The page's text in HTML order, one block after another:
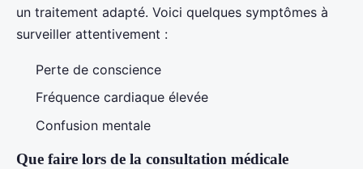
un traitement adapté. Voici quelques symptômes à
surveiller attentivement :
Perte de conscience
Fréquence cardiaque élevée
Confusion mentale
Que faire lors de la consultation médicale